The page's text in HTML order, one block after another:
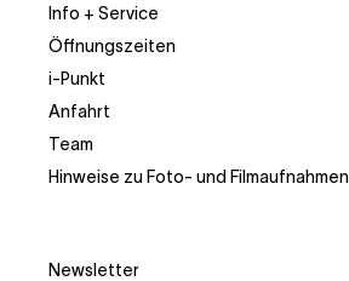
Info + Service
Öffnungszeiten
i-Punkt
Anfahrt
Team
Hinweise zu Foto- und Filmaufnahmen
Newsletter